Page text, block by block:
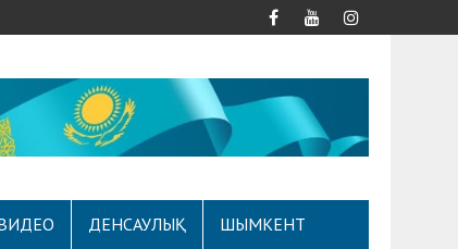
ДЕНСАУЛЫҚ ШЫМКЕНТ